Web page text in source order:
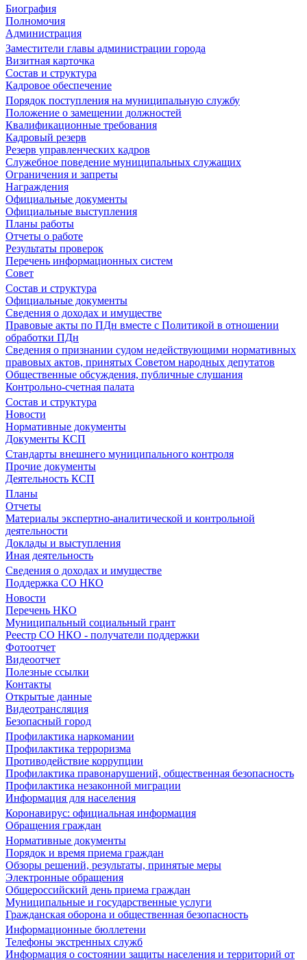
Биография
Полномочия
Администрация
Заместители главы администрации города
Визитная карточка
Состав и структура
Кадровое обеспечение
Порядок поступления на муниципальную службу
Положение о замещении должностей
Квалификационные требования
Кадровый резерв
Резерв управленческих кадров
Служебное поведение муниципальных служащих
Ограничения и запреты
Награждения
Официальные документы
Официальные выступления
Планы работы
Отчеты о работе
Результаты проверок
Перечень информационных систем
Совет
Состав и структура
Официальные документы
Сведения о доходах и имуществе
Правовые акты по ПДн вместе с Политикой в отношении
обработки ПДн
Сведения о признании судом недействующими нормативных
правовых актов, принятых Советом народных депутатов
Общественные обсуждения, публичные слушания
Контрольно-счетная палата
Состав и структура
Новости
Нормативные документы
Документы КСП
Стандарты внешнего муниципального контроля
Прочие документы
Деятельность КСП
Планы
Отчеты
Материалы экспертно-аналитической и контрольной
деятельности
Доклады и выступления
Иная деятельность
Сведения о доходах и имуществе
Поддержка СО НКО
Новости
Перечень НКО
Муниципальный социальный грант
Реестр СО НКО - получатели поддержки
Фотоотчет
Видеоотчет
Полезные ссылки
Контакты
Открытые данные
Видеотрансляция
Безопасный город
Профилактика наркомании
Профилактика терроризма
Противодействие коррупции
Профилактика правонарушений, общественная безопасность
Профилактика незаконной миграции
Информация для населения
Коронавирус: официальная информация
Обращения граждан
Нормативные документы
Порядок и время приема граждан
Обзоры решений, результаты, принятые меры
Электронные обращения
Общероссийский день приема граждан
Муниципальные и государственные услуги
Гражданская оборона и общественная безопасность
Информационные бюллетени
Телефоны экстренных служб
Информация о состоянии защиты населения и территорий от